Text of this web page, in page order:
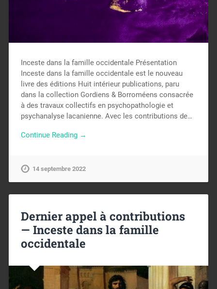
Inceste dans la famille occidentale Présentation
Inceste dans la famille occidentale est le nouveau
livre des éditions Huit intérieur publications, paru
dans la collection Gordiens & Borroméens consacrée
à des travaux collectifs en psychopathologie et
psychanalyse lacanienne. Avec les contributions de…
Continue Reading →
14 septembre 2022
Dernier appel à contributions
— Inceste dans la famille
occidentale